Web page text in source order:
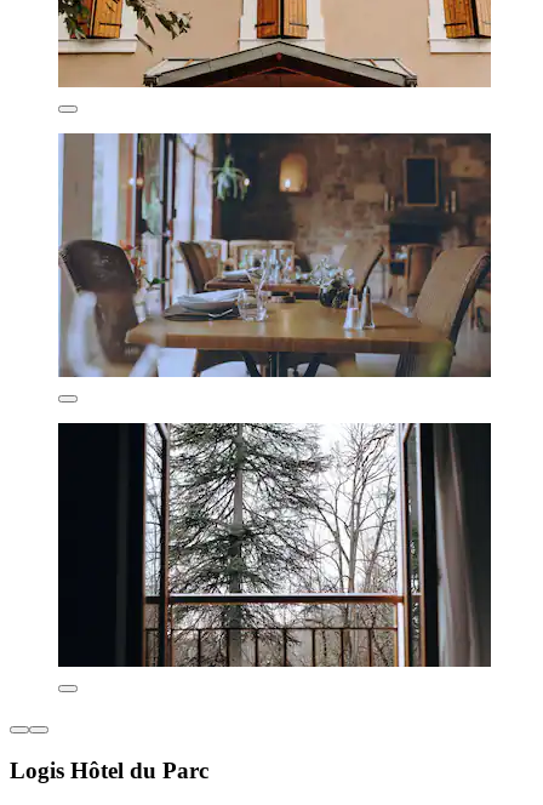
Logis Hôtel du Parc